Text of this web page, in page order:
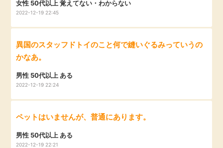
女性 50代以上 覚えてない・わからない
2022-12-19 22:45
異国のスタッフドトイのこと何で縫いぐるみっていうの
かなあ。
男性 50代以上 ある
2022-12-19 22:24
ペットはいませんが、普通にあります。
男性 50代以上 ある
2022-12-19 22:21